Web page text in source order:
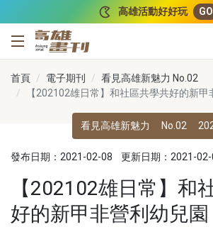
高雄活動好好玩 GO
高雄畫刊
首頁 電子期刊
看見高雄新魅力 No.02
【202102雄日常】和社區共學共好的新甲
看見高雄新魅力 No.02
發布日期：2021-02-08 更新日期：2021-02-
【202102雄日常】和
好的新甲非營利幼兒園